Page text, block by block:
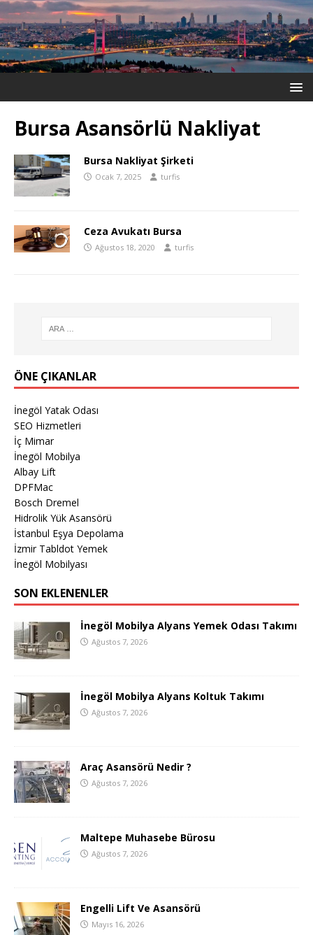
Bursa Asansörlü Nakliyat
Bursa Nakliyat Şirketi
Ocak 7, 2025 turfis
Ceza Avukatı Bursa
Ağustos 18, 2020 turfis
ÖNE ÇIKANLAR
İnegöl Yatak Odası
SEO Hizmetleri
İç Mimar
İnegöl Mobilya
Albay Lift
DPFMac
Bosch Dremel
Hidrolik Yük Asansörü
İstanbul Eşya Depolama
İzmir Tabldot Yemek
İnegöl Mobilyası
SON EKLENENLER
İnegöl Mobilya Alyans Yemek Odası Takımı
Ağustos 7, 2026
İnegöl Mobilya Alyans Koltuk Takımı
Ağustos 7, 2026
Araç Asansörü Nedir ?
Ağustos 7, 2026
Maltepe Muhasebe Bürosu
Ağustos 7, 2026
Engelli Lift Ve Asansörü
Mayıs 16, 2026